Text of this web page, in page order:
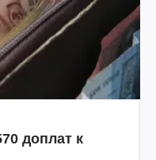
доплат к